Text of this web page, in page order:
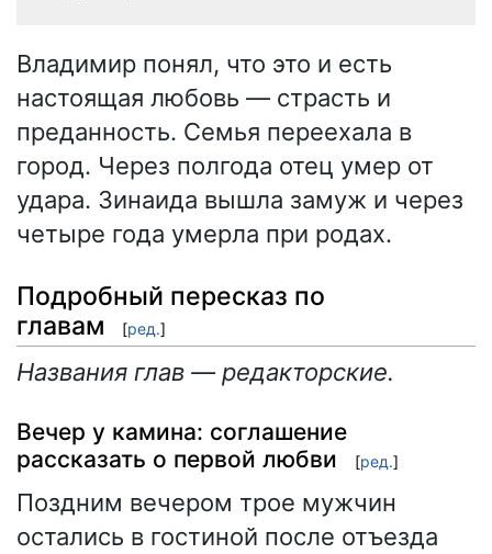
Владимир понял, что это и есть
настоящая любовь — страсть и
преданность. Семья переехала в
город. Через полгода отец умер от
удара. Зинаида вышла замуж и через
четыре года умерла при родах.
Подробный пересказ по
главам
[ред.]
Названия глав — редакторские.
Вечер у камина: соглашение
рассказать о первой любви
[ред.]
Поздним вечером трое мужчин
остались в гостиной после отъезда